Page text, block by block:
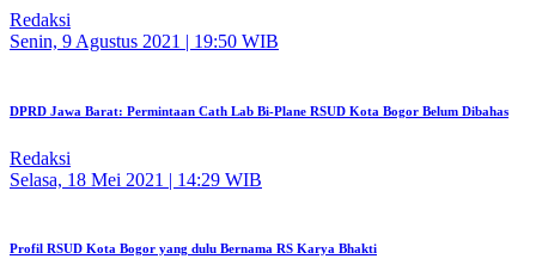
Redaksi
Senin, 9 Agustus 2021 | 19:50 WIB
DPRD Jawa Barat: Permintaan Cath Lab Bi-Plane RSUD Kota Bogor Belum Dibahas
Redaksi
Selasa, 18 Mei 2021 | 14:29 WIB
Profil RSUD Kota Bogor yang dulu Bernama RS Karya Bhakti